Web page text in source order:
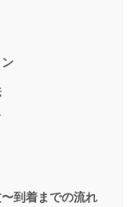
到着までの流れ